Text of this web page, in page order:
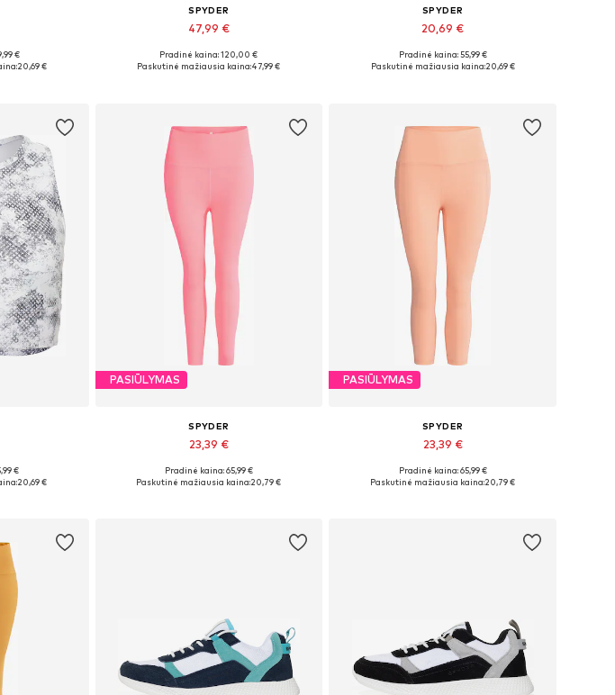
XL
€
20,69 €
SPYDER
47,99 €
Galimi dydžiai: 36
Pradinė kaina: 120,00 €
Paskutinė mažiausia kaina:47,99 €
SPYDER
20,69 €
Galimi dydžiai: XL
Pradinė kaina: 55,99 €
Paskutinė mažiausia kaina:20,69 €
XL
€
20,69 €
PASIŪLYMAS
SPYDER
23,39 €
Galimi dydžiai: XL
Pradinė kaina: 65,99 €
Paskutinė mažiausia kaina:20,79 €
PASIŪLYMAS
SPYDER
23,39 €
Galimi dydžiai: L
Pradinė kaina: 65,99 €
Paskutinė mažiausia kaina:20,79 €